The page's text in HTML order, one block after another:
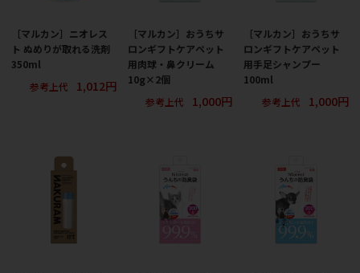
［マルカン］ニオレス
ト ぬめりが取れる洗剤
350ml
参考上代
1,012円
［マルカン］おうちサ
ロンギフトケアペット
用肉球・鼻クリーム
10g×2個
参考上代
1,000円
［マルカン］おうちサ
ロンギフトケアペット
用手足シャンプー
100ml
参考上代
1,000円